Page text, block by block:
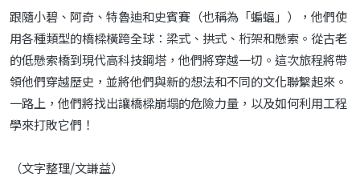
跟隨小碧、阿奇、特魯迪和史賓賽（也稱為「蝙蝠」），他們使
用各種類型的橋樑橫跨全球：梁式、拱式、桁架和懸索。從古老
的低懸索橋到現代高科技鋼塔，他們將穿越一切。這次旅程將帶
領他們穿越歷史，並將他們與新的想法和不同的文化聯繫起來。
一路上，他們將找出讓橋樑崩塌的危險力量，以及如何利用工程
學來打敗它們！
（文字整理/文謙益）